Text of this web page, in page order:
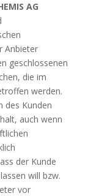
AG
Anbieter
geschlossenen
die im
werden.
des Kunden
auch wenn
der Kunde
will bzw.
vor